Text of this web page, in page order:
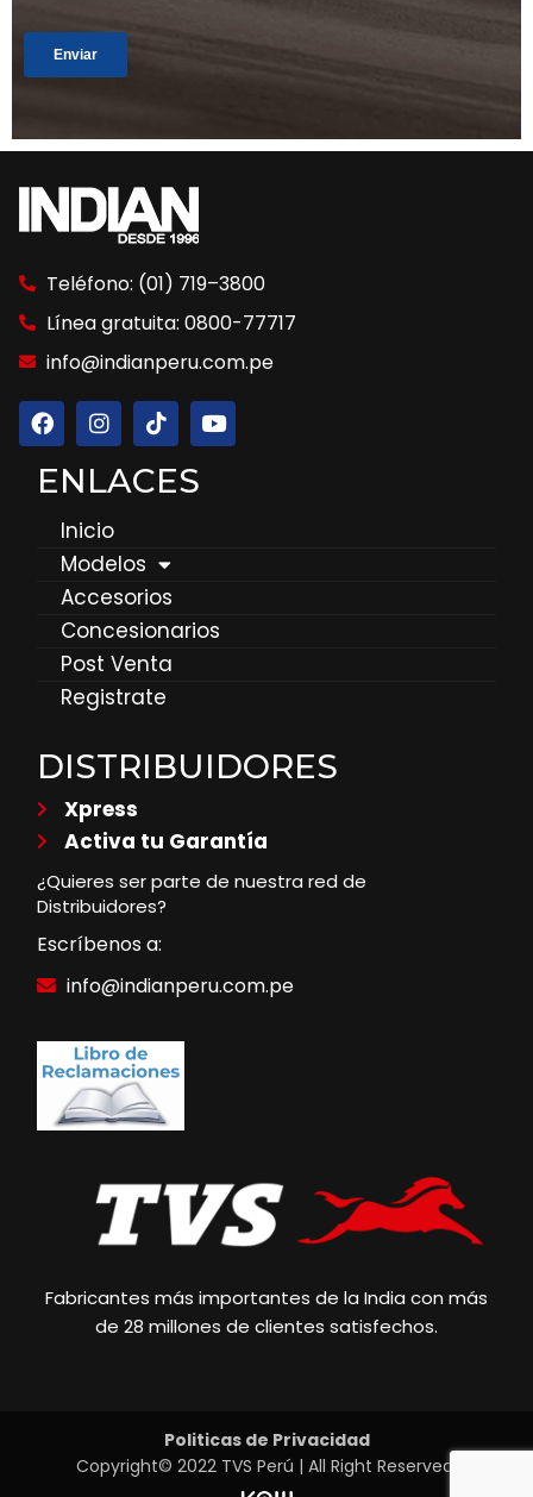
Teléfono: (01) 719–3800
Línea gratuita: 0800-77717
info@indianperu.com.pe
ENLACES
Inicio
Modelos
Accesorios
Concesionarios
Post Venta
Registrate
DISTRIBUIDORES
Xpress
Activa tu Garantía
¿Quieres ser parte de nuestra red de
Distribuidores?
Escríbenos a:
info@indianperu.com.pe
Fabricantes más importantes de la India con más
de 28 millones de clientes satisfechos.
Politicas de Privacidad
Copyright© 2022 TVS Perú | All Right Reserved.